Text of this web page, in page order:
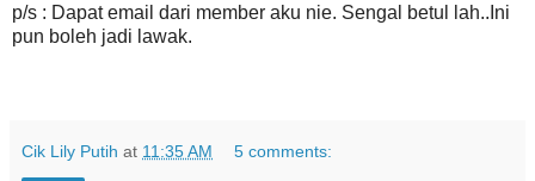
p/s : Dapat email dari member aku nie. Sengal betul lah..Ini
pun boleh jadi lawak.
Cik Lily Putih at 11:35 AM 5 comments: